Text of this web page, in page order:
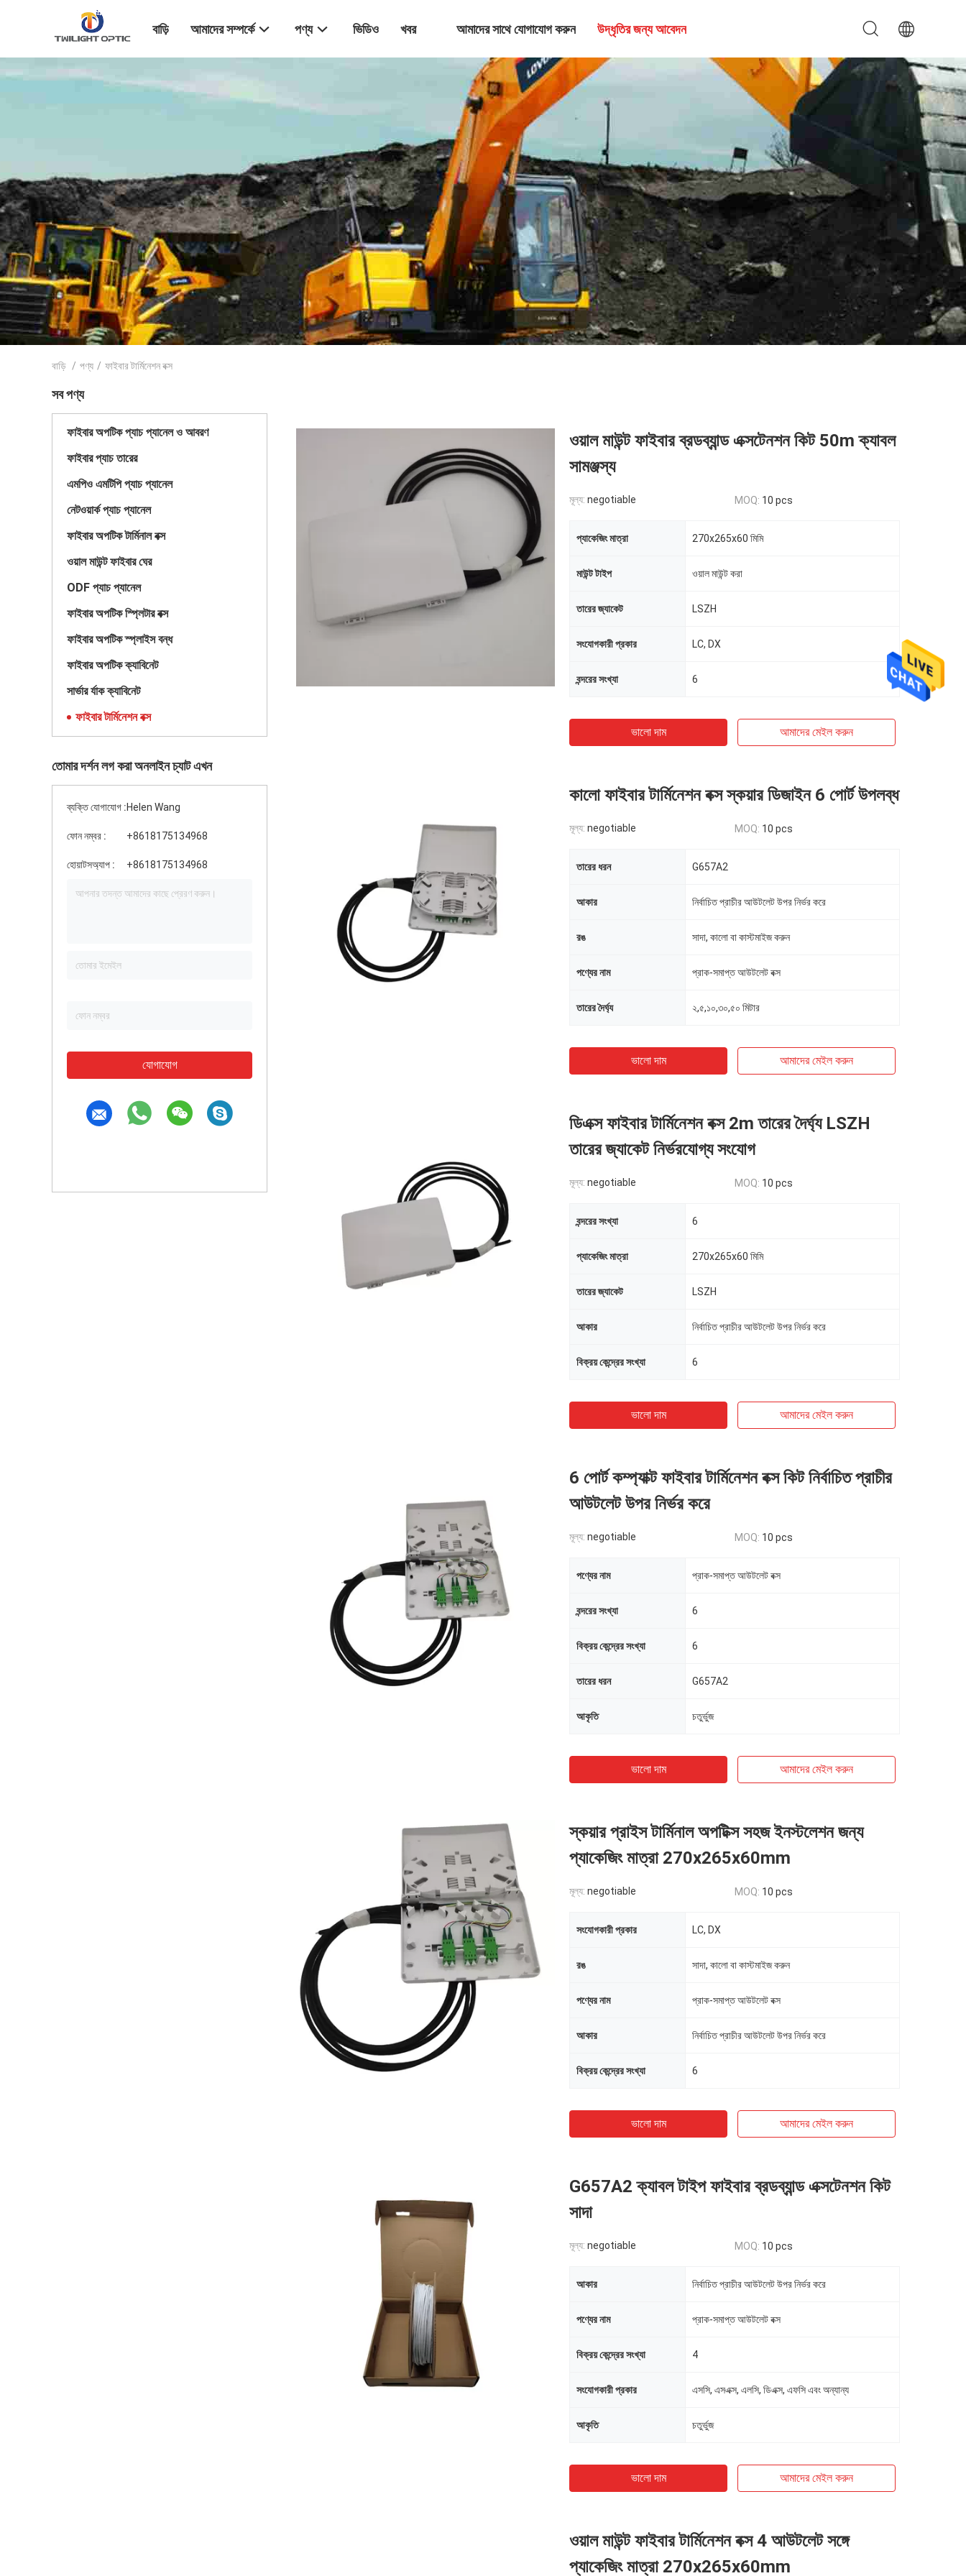
বাড়ি আমাদের সম্পর্কে পণ্য ভিডিও খবর আমাদের সাথে যোগাযোগ করুন উদ্ধৃতির জন্য আবেদন
বাড়ি / পণ্য / ফাইবার টার্মিনেশন বক্স
সব পণ্য
ফাইবার অপটিক প্যাচ প্যানেল ও আবরণ
ফাইবার প্যাচ তারের
এমপিও এমটিপি প্যাচ প্যানেল
নেটওয়ার্ক প্যাচ প্যানেল
ফাইবার অপটিক টার্মিনাল বক্স
ওয়াল মাউন্ট ফাইবার ঘের
ODF প্যাচ প্যানেল
ফাইবার অপটিক স্প্লিটার বক্স
ফাইবার অপটিক স্প্লাইস বন্ধ
ফাইবার অপটিক ক্যাবিনেট
সার্ভার র্যাক ক্যাবিনেট
ফাইবার টার্মিনেশন বক্স
তোমার দর্শন লগ করা অনলাইন চ্যাট এখন
ব্যক্তি যোগাযোগ :Helen Wang
ফোন নম্বর : +8618175134968
হোয়াটসঅ্যাপ : +8618175134968
যোগাযোগ
ওয়াল মাউন্ট ফাইবার ব্রডব্যান্ড এক্সটেনশন কিট 50m ক্যাবল
সামঞ্জস্য
মূল্য: negotiable MOQ: 10 pcs
প্যাকেজিং মাত্রা 270x265x60 মিমি
মাউন্ট টাইপ ওয়াল মাউন্ট করা
তারের জ্যাকেট LSZH
সংযোগকারী প্রকার LC, DX
বন্দরের সংখ্যা 6
ভালো দাম আমাদের মেইল ​​করুন
কালো ফাইবার টার্মিনেশন বক্স স্কয়ার ডিজাইন 6 পোর্ট উপলব্ধ
মূল্য: negotiable MOQ: 10 pcs
তারের ধরন G657A2
আকার নির্বাচিত প্রাচীর আউটলেট উপর নির্ভর করে
রঙ সাদা, কালো বা কাস্টমাইজ করুন
পণ্যের নাম প্রাক-সমাপ্ত আউটলেট বক্স
তারের দৈর্ঘ্য ২,৫,১০,৩০,৫০ মিটার
ভালো দাম আমাদের মেইল ​​করুন
ডিএক্স ফাইবার টার্মিনেশন বক্স 2m তারের দৈর্ঘ্য LSZH
তারের জ্যাকেট নির্ভরযোগ্য সংযোগ
মূল্য: negotiable MOQ: 10 pcs
বন্দরের সংখ্যা 6
প্যাকেজিং মাত্রা 270x265x60 মিমি
তারের জ্যাকেট LSZH
আকার নির্বাচিত প্রাচীর আউটলেট উপর নির্ভর করে
বিক্রয় কেন্দ্রের সংখ্যা 6
ভালো দাম আমাদের মেইল ​​করুন
6 পোর্ট কম্প্যাক্ট ফাইবার টার্মিনেশন বক্স কিট নির্বাচিত প্রাচীর
আউটলেট উপর নির্ভর করে
মূল্য: negotiable MOQ: 10 pcs
পণ্যের নাম প্রাক-সমাপ্ত আউটলেট বক্স
বন্দরের সংখ্যা 6
বিক্রয় কেন্দ্রের সংখ্যা 6
তারের ধরন G657A2
আকৃতি চতুর্ভুজ
ভালো দাম আমাদের মেইল ​​করুন
স্কয়ার প্রাইস টার্মিনাল অপটিক্স সহজ ইনস্টলেশন জন্য
প্যাকেজিং মাত্রা 270x265x60mm
মূল্য: negotiable MOQ: 10 pcs
সংযোগকারী প্রকার LC, DX
রঙ সাদা, কালো বা কাস্টমাইজ করুন
পণ্যের নাম প্রাক-সমাপ্ত আউটলেট বক্স
আকার নির্বাচিত প্রাচীর আউটলেট উপর নির্ভর করে
বিক্রয় কেন্দ্রের সংখ্যা 6
ভালো দাম আমাদের মেইল ​​করুন
G657A2 ক্যাবল টাইপ ফাইবার ব্রডব্যান্ড এক্সটেনশন কিট
সাদা
মূল্য: negotiable MOQ: 10 pcs
আকার নির্বাচিত প্রাচীর আউটলেট উপর নির্ভর করে
পণ্যের নাম প্রাক-সমাপ্ত আউটলেট বক্স
বিক্রয় কেন্দ্রের সংখ্যা 4
সংযোগকারী প্রকার এসসি, এসএক্স, এলসি, ডিএক্স, এফসি এবং অন্যান্য
আকৃতি চতুর্ভুজ
ভালো দাম আমাদের মেইল ​​করুন
ওয়াল মাউন্ট ফাইবার টার্মিনেশন বক্স 4 আউটলেট সঙ্গে
প্যাকেজিং মাত্রা 270x265x60mm